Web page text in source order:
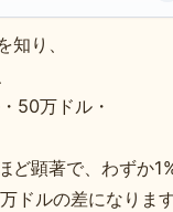
り、
50万ドル・
ど顕著で、わずか
ドルの差になりま